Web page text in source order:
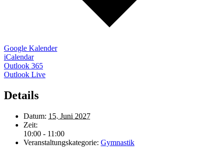
Google Kalender
iCalendar
Outlook 365
Outlook Live
Details
Datum: 15. Juni 2027
Zeit:
10:00 - 11:00
Veranstaltungskategorie: Gymnastik